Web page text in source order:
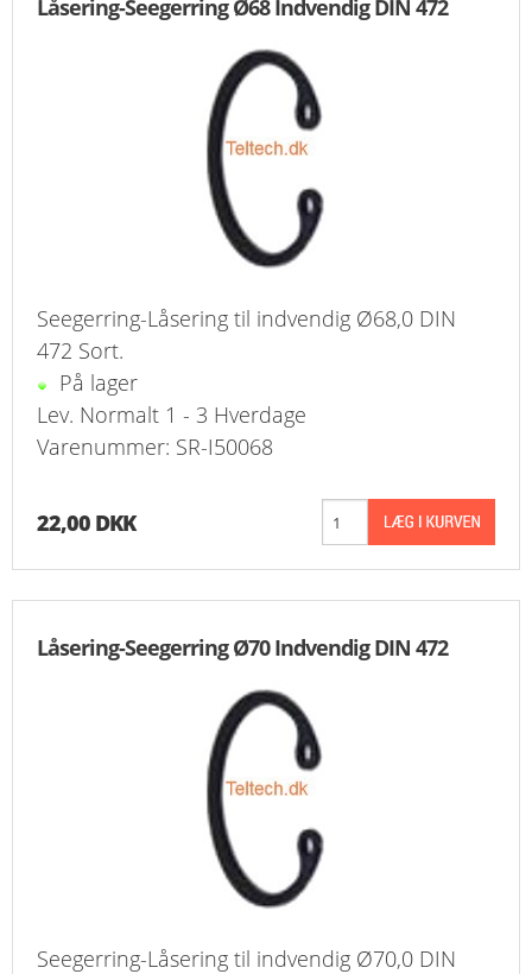
Låsering-Seegerring Ø68 Indvendig DIN 472
Seegerring-Låsering til indvendig Ø68,0 DIN
472 Sort.
På lager
Lev. Normalt 1 - 3 Hverdage
Varenummer: SR-I50068
22,00 DKK
Låsering-Seegerring Ø70 Indvendig DIN 472
Seegerring-Låsering til indvendig Ø70,0 DIN